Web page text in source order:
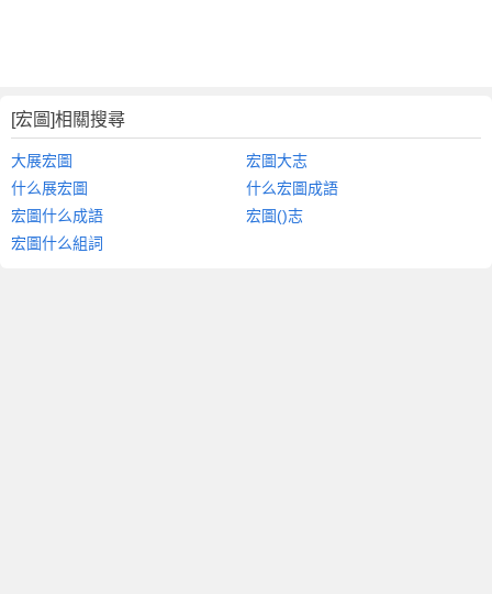
[宏圖]相關搜尋
大展宏圖
宏圖大志
什么展宏圖
什么宏圖成語
宏圖什么成語
宏圖()志
宏圖什么組詞